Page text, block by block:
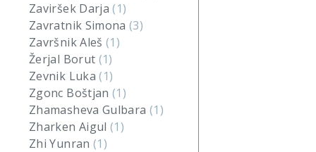
Zaviršek Darja(1)
Zavratnik Simona(3)
Završnik Aleš(1)
Žerjal Borut (1)
Zevnik Luka(1)
Zgonc Boštjan(1)
Zhamasheva Gulbara (1)
Zharken Aigul(1)
Zhi Yunran (1)